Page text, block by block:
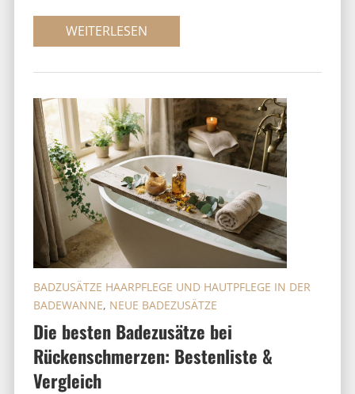
WEITERLESEN
Die besten Badezusätze bei
Rückenschmerzen: Bestenliste &
Vergleich
BADZUSÄTZE HAARPFLEGE UND HAUTPFLEGE IN DER
BADEWANNE, NEUE BADEZUSÄTZE